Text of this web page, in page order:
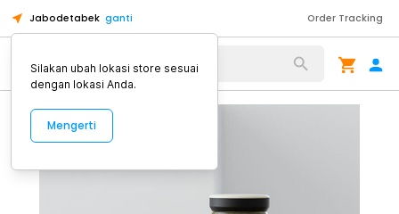
Jabodetabek ganti Order Tracking
Alat Kopi
Silakan ubah lokasi store sesuai
dengan lokasi Anda.
Mengerti